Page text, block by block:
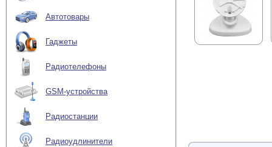
Автотовары
Гаджеты
Радиотелефоны
GSM-устройства
Радиостанции
Радиоудлинители